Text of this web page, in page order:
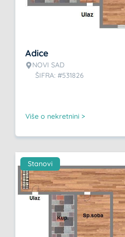
Adice
NOVI SAD
ŠIFRA: #531826
Više o nekretnini >
Stanovi